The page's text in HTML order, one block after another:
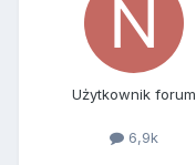
Użytkownik forum
6,9k